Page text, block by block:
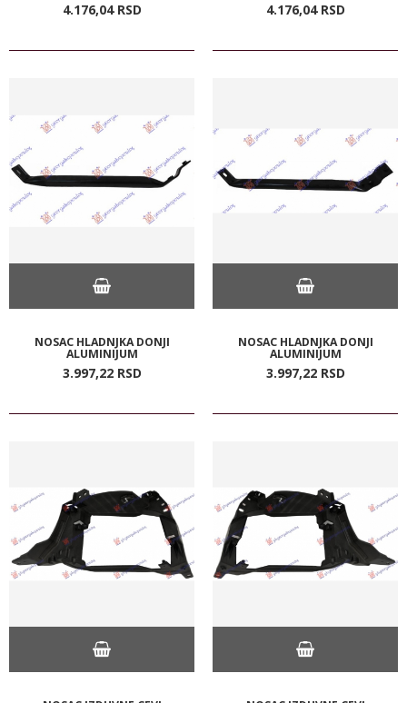
4.176,04 RSD 4.176,04 RSD
NOSAC HLADNJKA DONJI
ALUMINIJUM
3.997,22 RSD
NOSAC HLADNJKA DONJI
ALUMINIJUM
3.997,22 RSD